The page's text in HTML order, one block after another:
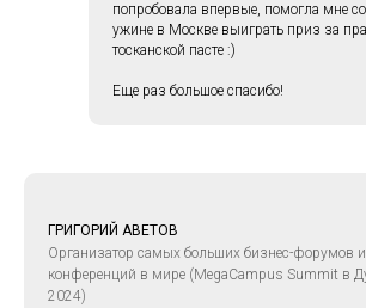
попробовала впервые, помогла мне
ужине в Москве выиграть приз за
тосканской пасте :)
Еще раз большое спасибо!
ГРИГОРИЙ АВЕТОВ
Организатор самых больших бизнес-форумов и
конференций в мире (MegaCampus Summit в
2024)